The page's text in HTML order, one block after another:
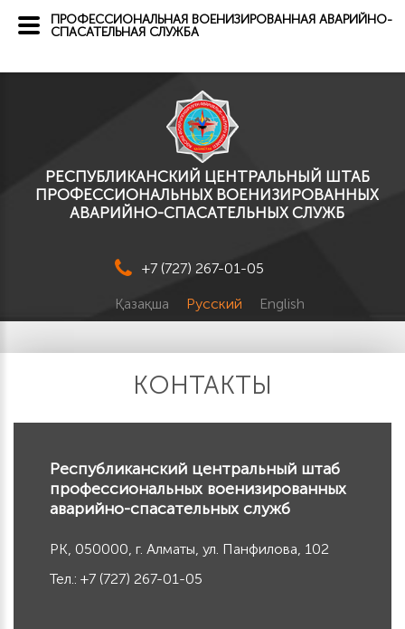
РЕСПУБЛИКАНСКИЙ ЦЕНТРАЛЬНЫЙ ШТАБ
ПРОФЕССИОНАЛЬНЫХ ВОЕНИЗИРОВАННЫХ
АВАРИЙНО-СПАСАТЕЛЬНЫХ СЛУЖБ
+7 (727) 267-01-05
Қазақша Русский English
КОНТАКТЫ
Республиканский центральный штаб
профессиональных военизированных
аварийно-спасательных служб
РК, 050000, г. Алматы, ул. Панфилова, 102
Тел.: +7 (727) 267-01-05
ПРОФЕССИОНАЛЬНАЯ ВОЕНИЗИРОВАННАЯ АВАРИЙНО-
СПАСАТЕЛЬНАЯ СЛУЖБА